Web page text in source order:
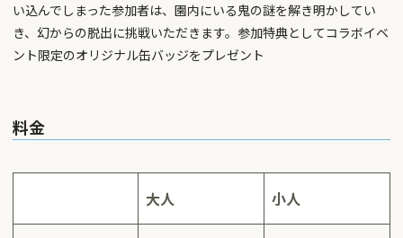
い込んでしまった参加者は、園内にいる鬼の謎を解き明かしてい
き、幻からの脱出に挑戦いただきます。参加特典としてコラボイベ
ント限定のオリジナル缶バッジをプレゼント
料金
大人 小人